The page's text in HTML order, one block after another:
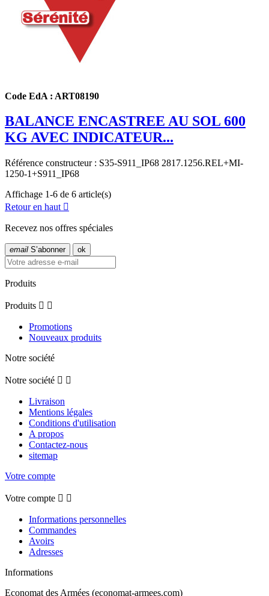
Code EdA : ART08190
BALANCE ENCASTREE AU SOL 600
KG AVEC INDICATEUR...
Référence constructeur : S35-S911_IP68 2817.1256.REL+MI-
1250-1+S911_IP68
Affichage 1-6 de 6 article(s)
Retour en haut 
Recevez nos offres spéciales
email S’abonner
Produits
Produits  
Promotions
Nouveaux produits
Notre société
Notre société  
Livraison
Mentions légales
Conditions d'utilisation
A propos
Contactez-nous
sitemap
Votre compte
Votre compte  
Informations personnelles
Commandes
Avoirs
Adresses
Informations
Economat des Armées (economat-armees.com)